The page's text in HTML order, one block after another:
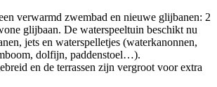
verwarmd zwembad en nieuwe glijbanen: 2
glijbaan. De waterspeeltuin beschikt nu
jets en waterspelletjes (waterkanonnen,
dolfijn, paddenstoel…).
en de terrassen zijn vergroot voor extra